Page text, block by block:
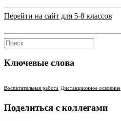
Перейти на сайт для 5-8 классов
Ключевые слова
Воспитательная работа Дистанционное освоение
Поделиться с коллегами